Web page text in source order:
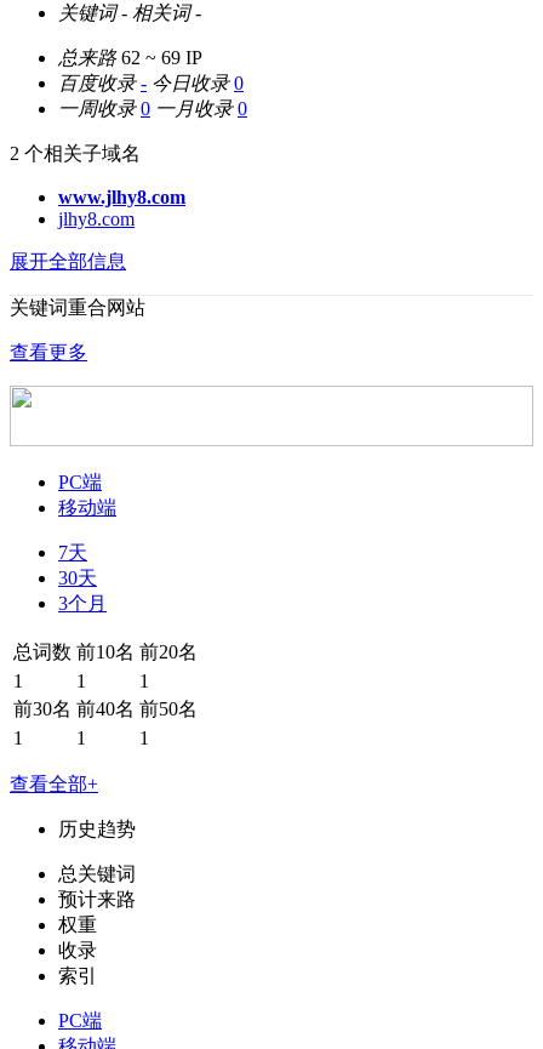
关键词 - 相关词 -
总来路 62 ~ 69 IP
百度收录 - 今日收录 0
一周收录 0 一月收录 0
2 个相关子域名
www.jlhy8.com
jlhy8.com
展开全部信息
关键词重合网站
查看更多
PC端
移动端
7天
30天
3个月
总词数 前10名 前20名
1
1
1
前30名 前40名 前50名
1
1 1
查看全部+
历史趋势
总关键词
预计来路
权重
收录
索引
PC端